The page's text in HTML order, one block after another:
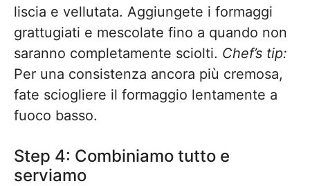
liscia e vellutata. Aggiungete i formaggi
grattugiati e mescolate fino a quando non
saranno completamente sciolti. Chef’s tip:
Per una consistenza ancora più cremosa,
fate sciogliere il formaggio lentamente a
fuoco basso.
Step 4: Combiniamo tutto e
serviamo